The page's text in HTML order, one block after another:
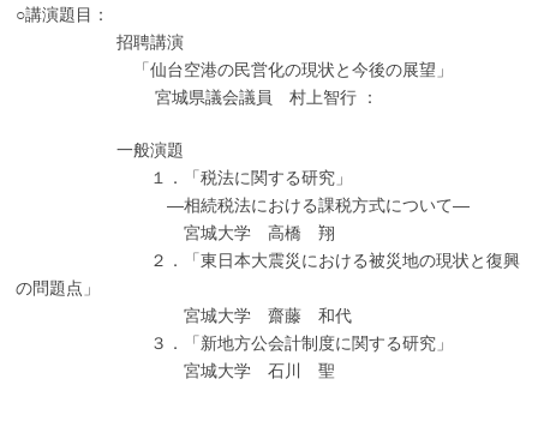
○講演題目：
招聘講演
「仙台空港の民営化の現状と今後の展望」
宮城県議会議員 村上智行 ：
一般演題
１．「税法に関する研究」
―相続税法における課税方式について―
宮城大学 高橋 翔
２．「東日本大震災における被災地の現状と復興
の問題点」
宮城大学 齋藤 和代
３．「新地方公会計制度に関する研究」
宮城大学 石川 聖